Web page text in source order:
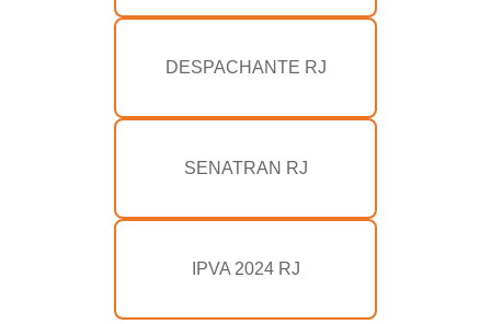
DESPACHANTE RJ
SENATRAN RJ
IPVA 2024 RJ